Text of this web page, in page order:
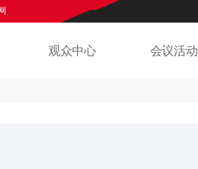
观众中心 会议活动
欢迎来到上海紧固件专业展官网